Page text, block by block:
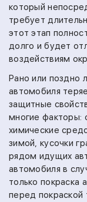
который
требует
этот этап
долго и будет
воздействиям
Рано или поздно
автомобиля
защитные
многие факторы:
химические
зимой, кусочки
рядом идущих
автомобиля в
только покраска
перед покраской